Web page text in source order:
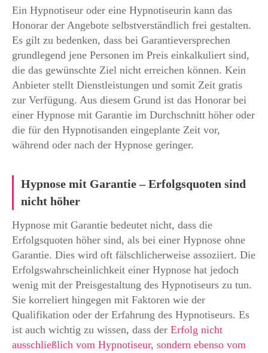
Ein Hypnotiseur oder eine Hypnotiseurin kann das
Honorar der Angebote selbstverständlich frei gestalten.
Es gilt zu bedenken, dass bei Garantieversprechen
grundlegend jene Personen im Preis einkalkuliert sind,
die das gewünschte Ziel nicht erreichen können. Kein
Anbieter stellt Dienstleistungen und somit Zeit gratis
zur Verfügung. Aus diesem Grund ist das Honorar bei
einer Hypnose mit Garantie im Durchschnitt höher oder
die für den Hypnotisanden eingeplante Zeit vor,
während oder nach der Hypnose geringer.
Hypnose mit Garantie – Erfolgsquoten sind
nicht höher
Hypnose mit Garantie bedeutet nicht, dass die
Erfolgsquoten höher sind, als bei einer Hypnose ohne
Garantie. Dies wird oft fälschlicherweise assoziiert. Die
Erfolgswahrscheinlichkeit einer Hypnose hat jedoch
wenig mit der Preisgestaltung des Hypnotiseurs zu tun.
Sie korreliert hingegen mit Faktoren wie der
Qualifikation oder der Erfahrung des Hypnotiseurs. Es
ist auch wichtig zu wissen, dass der Erfolg nicht
ausschließlich vom Hypnotiseur, sondern ebenso vom